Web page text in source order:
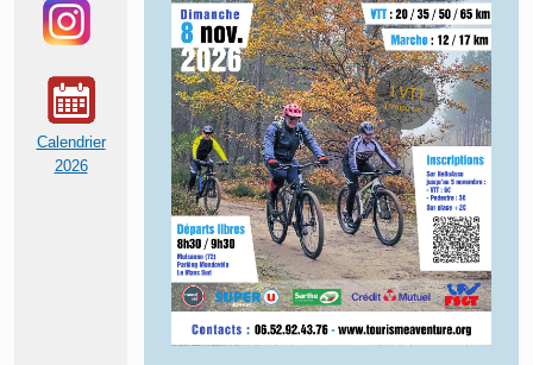
Calendrier
2026